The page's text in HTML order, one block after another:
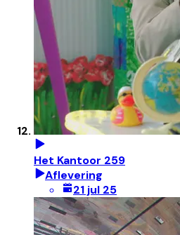
Het Kantoor 259
Aflevering
21 jul 25